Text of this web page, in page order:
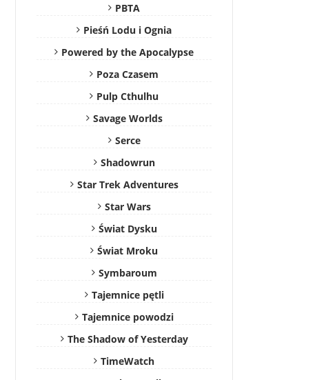
PBTA
Pieśń Lodu i Ognia
Powered by the Apocalypse
Poza Czasem
Pulp Cthulhu
Savage Worlds
Serce
Shadowrun
Star Trek Adventures
Star Wars
Świat Dysku
Świat Mroku
Symbaroum
Tajemnice pętli
Tajemnice powodzi
The Shadow of Yesterday
TimeWatch